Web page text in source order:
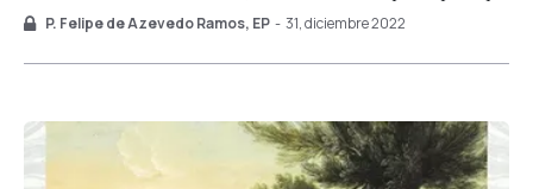
no se tuerza y desbastándolo con podas. Aplicado a los
P. Felipe de Azevedo Ramos, EP - 31, diciembre 2022